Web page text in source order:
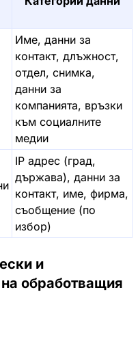
Име, данни за
контакт, длъжност,
отдел, снимка,
данни за
компанията, връзки
към социалните
медии
IP адрес (град,
държава), данни за
контакт, име, фирма,
съобщение (по
избор)
и
обработващия